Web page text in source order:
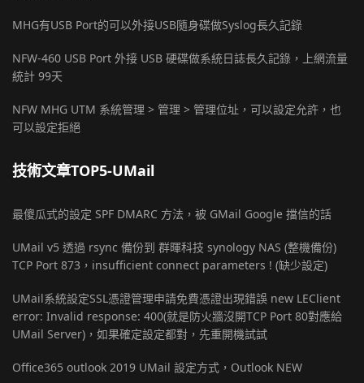
MHG有USB Port的可以外接USB隨身碟做Syslog長久記錄
NFW-460 USB Port 外接 USB 硬碟做系統日誌長久記錄，上網流量
統計 99天
NFW MHG UTM 系統管理 > 管理 > 管理位址，可以設定允許，也
可以設定拒絕
技術文章TOP5-UMail
最傻瓜式的設定 SPF DMARC 方法，被 GMail Google 擋信的話
UMail v5 透過 rsync 備份到 群暉科技 synology NAS (整機備份)
TCP Port 873，insufficient connect parameters ! (缺少設定)
UMail系統設定SSL憑證管理申請免費憑證出現錯誤 new LEClient
error: Invalid response: 400(就是防火牆沒開TCP Port 80對應給
UMail Server)，如果確定設定都對，先重開機試試
Office365 outlook 2019 UMail 設定方式，Outlook NEW